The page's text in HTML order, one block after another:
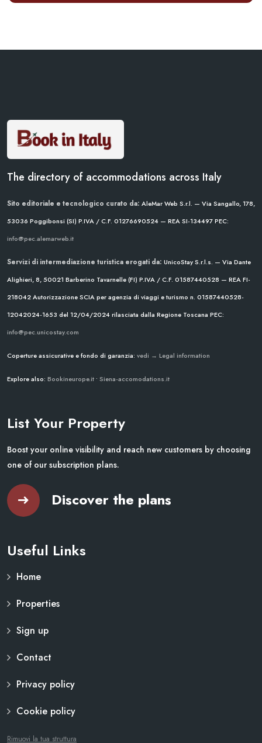
The directory of accommodations across Italy
Sito editoriale e tecnologico curato da: AleMar Web S.r.l. — Via Sangallo, 178,
53036 Poggibonsi (SI) P.IVA / C.F. 01276690524 — REA SI-134497PEC:
info@pec.alemarweb.it
Servizi di intermediazione turistica erogati da: UnicoStay S.r.l.s. — Via Dante
Alighieri, 8, 50021 Barberino Tavarnelle (FI) P.IVA / C.F. 01587440528 — REA FI-
218042Autorizzazione SCIA per agenzia di viaggi e turismo n. 01587440528-
12042024-1653 del 12/04/2024rilasciata dalla Regione Toscana PEC:
info@pec.unicostay.com
Coperture assicurative e fondo di garanzia: vedi → Legal information
Explore also: Bookineurope.it • Siena-accomodations.it
List Your Property
Boost your online visibility and reach new customers by choosing
one of our subscription plans.
Discover the plans
Useful Links
Home
Properties
Sign up
Contact
Privacy policy
Cookie policy
Rimuovi la tua struttura